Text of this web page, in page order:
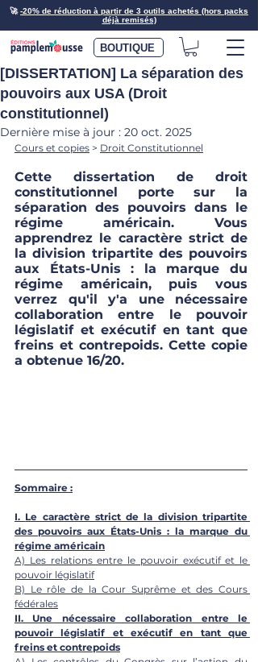
🚀-20% de réduction à partir de 3 outils achetés (hors packs
déjà remisés)
BOUTIQUE
[DISSERTATION] La séparation des
pouvoirs aux USA (Droit
constitutionnel)
Dernière mise à jour : 20 oct. 2025
Cours et copies > Droit Constitutionnel
Cette dissertation de droit
constitutionnel porte sur la
séparation des pouvoirs dans le
régime américain. Vous
apprendrez le caractère strict de
la division tripartite des pouvoirs
aux États-Unis : la marque du
régime américain, puis vous
verrez qu'il y'a une nécessaire
collaboration entre le pouvoir
législatif et exécutif en tant que
freins et contrepoids. Cette copie
a obtenue 16/20.
Sommaire :
I. Le caractère strict de la division tripartite
des pouvoirs aux États-Unis : la marque du
régime américain
A) Les relations entre le pouvoir exécutif et le
pouvoir législatif
B) Le rôle de la Cour Suprême et des Cours
fédérales
II. Une nécessaire collaboration entre le
pouvoir législatif et exécutif en tant que
freins et contrepoids